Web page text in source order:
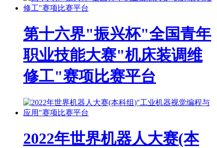
第十六界"振兴杯"全国青年
职业技能大赛"机床装调维
修工"赛项比赛平台
2022年世界机器人大赛(本